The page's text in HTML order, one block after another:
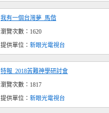
我有一個台灣夢_馬偕
瀏覽次數：1620
提供單位： 新眼光電視台
特報_2018苦難神學研討會
瀏覽次數：1817
提供單位： 新眼光電視台